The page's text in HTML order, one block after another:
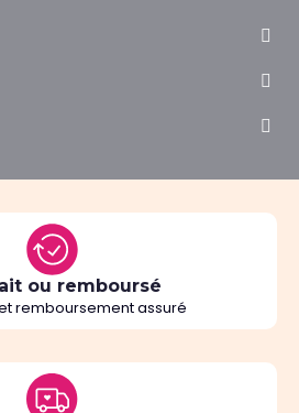
ou remboursé
remboursement assuré